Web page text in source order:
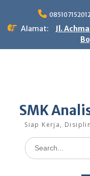
contentAlamat:
Jl.
SMK
Siap Kerja,
Search
for: